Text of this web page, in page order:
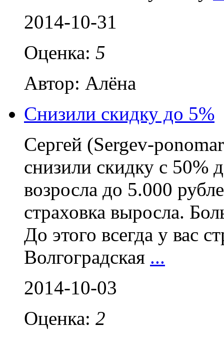
2014-10-31
Оценка: 5
Автор: Алёна
Снизили скидку до 5%
Сергей (Sergev-
снизили скидку с 50%
возросла до 5.000
страховка выросла.
До этого всегда у вас
Волгоградская ...
2014-10-03
Оценка: 2